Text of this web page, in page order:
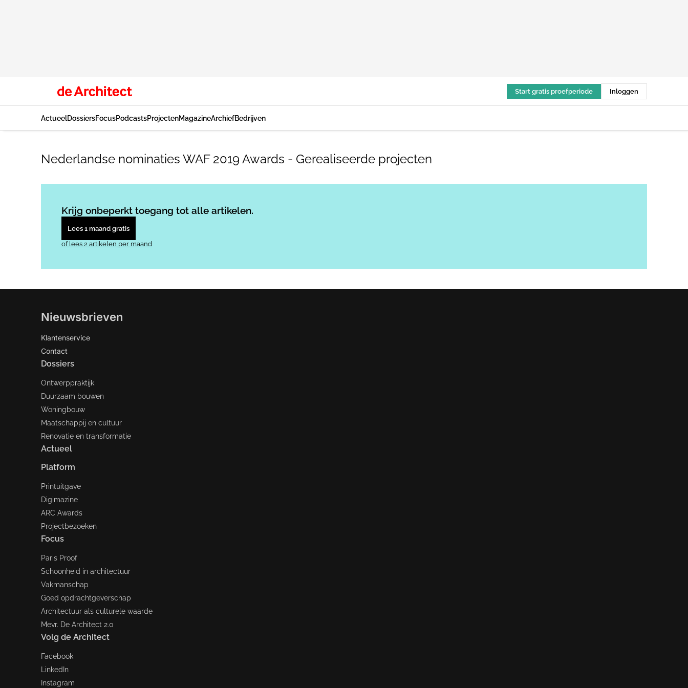
Start gratis proefperiode Inloggen
ActueelDossiersFocusPodcastsProjectenMagazineArchiefBedrijven
Nederlandse nominaties WAF 2019 Awards - Gerealiseerde projecten
Krijg onbeperkt toegang tot alle artikelen.
Lees 1 maand gratis
of lees 2 artikelen per maand
Nieuwsbrieven
Klantenservice
Contact
Dossiers
Ontwerppraktijk
Duurzaam bouwen
Woningbouw
Maatschappij en cultuur
Renovatie en transformatie
Actueel
Platform
Printuitgave
Digimazine
ARC Awards
Projectbezoeken
Focus
Paris Proof
Schoonheid in architectuur
Vakmanschap
Goed opdrachtgeverschap
Architectuur als culturele waarde
Mevr. De Architect 2.0
Volg de Architect
Facebook
LinkedIn
Instagram